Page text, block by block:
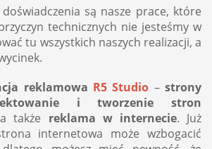
są nasze prace, które
technicznych nie jesteśmy w
tu wszystkich naszych realizacji, a
reklamowa R5 Studio –strony
i tworzenie stron
także reklama w internecie. Już
internetowa może wzbogacić